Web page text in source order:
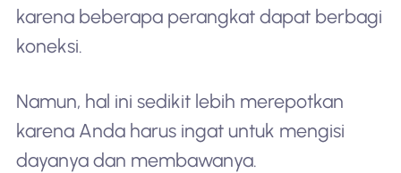
karena beberapa perangkat dapat berbagi
koneksi.
Namun, hal ini sedikit lebih merepotkan
karena Anda harus ingat untuk mengisi
dayanya dan membawanya.